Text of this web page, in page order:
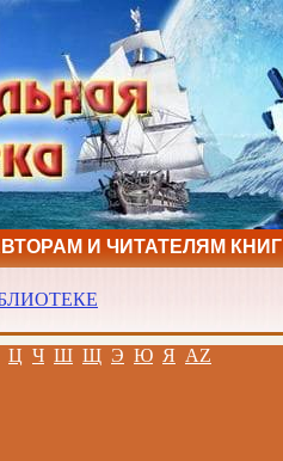
И ЧИТАТЕЛЯМ КНИГ
Ц Ч Ш Щ Э Ю Я AZ